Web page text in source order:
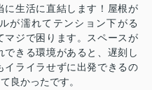
に生活に直結します！屋根が
が濡れてテンション下がる
マジで困ります。スペースが
できる環境があると、遅刻し
イライラせずに出発できるの
良かったです。